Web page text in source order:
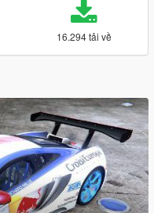
16.294 tải về